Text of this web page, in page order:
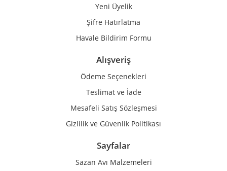
Yeni Üyelik
Şifre Hatırlatma
Havale Bildirim Formu
Alışveriş
Ödeme Seçenekleri
Teslimat ve İade
Mesafeli Satış Sözleşmesi
Gizlilik ve Güvenlik Politikası
Sayfalar
Sazan Avı Malzemeleri